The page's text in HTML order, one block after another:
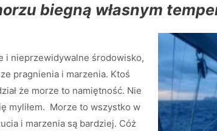
biegną własnym
i nieprzewidywalne środowisko,
pragnienia i marzenia. Ktoś
że morze to namiętność. Nie
myliłem. Morze to wszystko w
i marzenia są bardziej. Cóż